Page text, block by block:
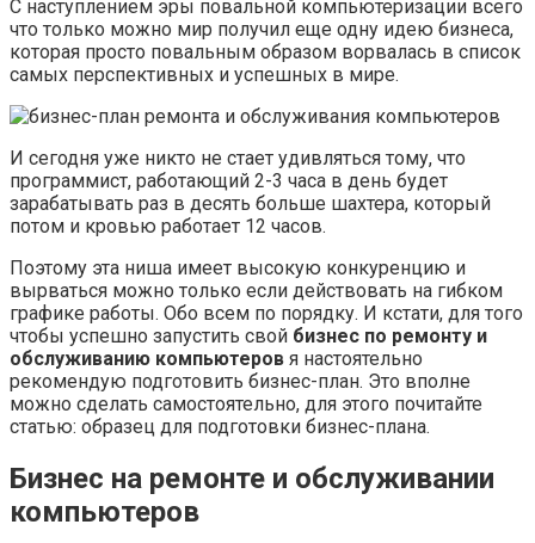
С наступлением эры повальной компьютеризации всего
что только можно мир получил еще одну идею бизнеса,
которая просто повальным образом ворвалась в список
самых перспективных и успешных в мире.
И сегодня уже никто не стает удивляться тому, что
программист, работающий 2-3 часа в день будет
зарабатывать раз в десять больше шахтера, который
потом и кровью работает 12 часов.
Поэтому эта ниша имеет высокую конкуренцию и
вырваться можно только если действовать на гибком
графике работы. Обо всем по порядку. И кстати, для того
чтобы успешно запустить свой бизнес по ремонту и
обслуживанию компьютеров я настоятельно
рекомендую подготовить бизнес-план. Это вполне
можно сделать самостоятельно, для этого почитайте
статью: образец для подготовки бизнес-плана.
Бизнес на ремонте и обслуживании
компьютеров